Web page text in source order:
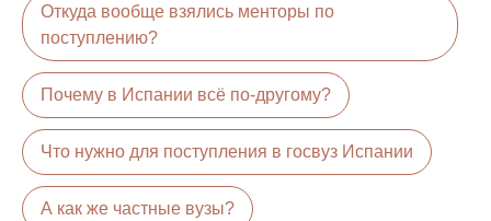
Откуда вообще взялись менторы по
поступлению?
Почему в Испании всё по-другому?
Что нужно для поступления в госвуз Испании
А как же частные вузы?